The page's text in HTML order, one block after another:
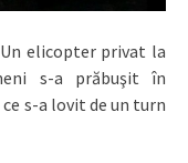
elicopter privat la
s-a prăbuşit în
s-a lovit de un turn